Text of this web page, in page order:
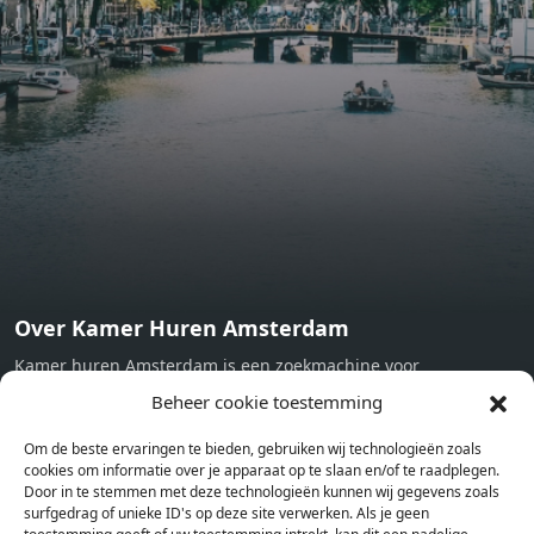
Beheer cookie toestemming
Om de beste ervaringen te bieden, gebruiken wij technologieën zoals
cookies om informatie over je apparaat op te slaan en/of te raadplegen.
Door in te stemmen met deze technologieën kunnen wij gegevens zoals
surfgedrag of unieke ID's op deze site verwerken. Als je geen
contractual or binding. Energy pass This building is not
subject to EnEV. - Flatscreen TV - Hairdryer - Heating -
Towels and sheets - Iron - Hygiene utensils - Washing
machine - Oven - Microwave - Refrigerator - Internet -
Working desk Homelike Code: UBK-396713 Available From:
Now
Over Kamer Huren Amsterdam
Kamer huren Amsterdam is een zoekmachine voor
studentenkamers en appartementen in Amsterdam. Wij halen
Hierdoor kan je op één pagina het complete aanbod kamers in
Amsterdam bekijken. Voor het meest recente en complete
aanbod ben je bij ons een juiste adres. Wij verhuren zelf geen